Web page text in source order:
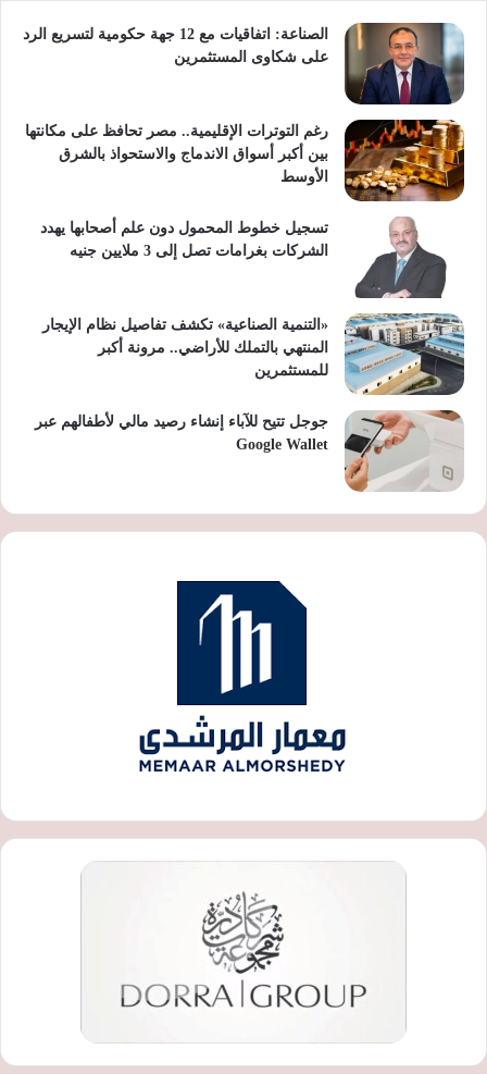
الصناعة: اتفاقيات مع 12 جهة حكومية لتسريع الرد
على شكاوى المستثمرين
رغم التوترات الإقليمية.. مصر تحافظ على مكانتها
بين أكبر أسواق الاندماج والاستحواذ بالشرق
الأوسط
تسجيل خطوط المحمول دون علم أصحابها يهدد
الشركات بغرامات تصل إلى 3 ملايين جنيه
«التنمية الصناعية» تكشف تفاصيل نظام الإيجار
المنتهي بالتملك للأراضي.. مرونة أكبر
للمستثمرين
جوجل تتيح للآباء إنشاء رصيد مالي لأطفالهم عبر
Google Wallet